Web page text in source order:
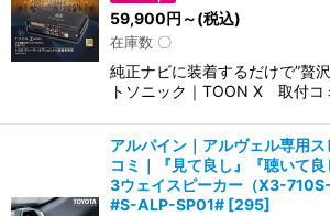
59,900円 ～(税込)
在庫数 〇
純正ナビに装着するだけで”贅
トソニック｜TOON X 取付
アルパイン｜アルヴェル専用
コミ｜『見て良し』『聴いて
3ウェイスピーカー（X3-
#S-ALP-SP01# [295]